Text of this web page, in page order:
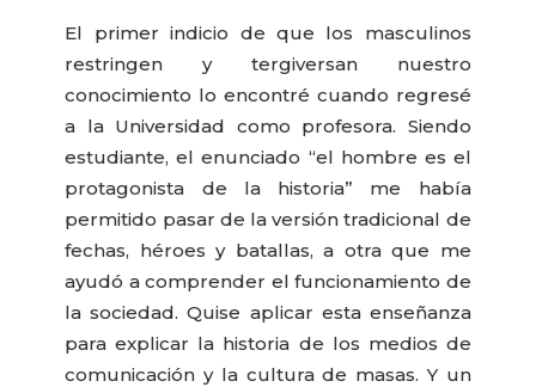
El primer indicio de que los masculinos
restringen y tergiversan nuestro
conocimiento lo encontré cuando regresé
a la Universidad como profesora. Siendo
estudiante, el enunciado “el hombre es el
protagonista de la historia” me había
permitido pasar de la versión tradicional de
fechas, héroes y batallas, a otra que me
ayudó a comprender el funcionamiento de
la sociedad. Quise aplicar esta enseñanza
para explicar la historia de los medios de
comunicación y la cultura de masas. Y un